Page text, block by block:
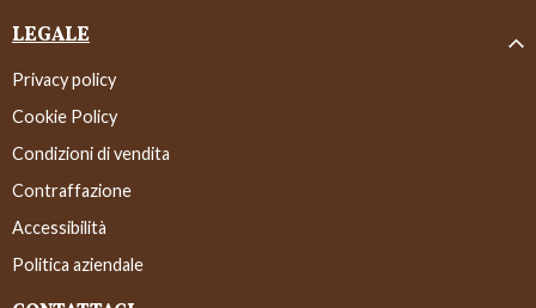
LEGALE
Privacy policy
Cookie Policy
Condizioni di vendita
Contraffazione
Accessibilità
Politica aziendale